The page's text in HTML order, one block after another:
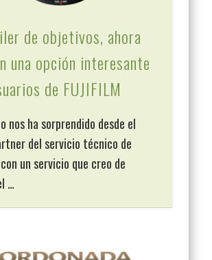
de objetivos, ahora
una opción interesante
de FUJIFILM
nos ha sorprendido desde el
del servicio técnico de
con un servicio que creo de
…